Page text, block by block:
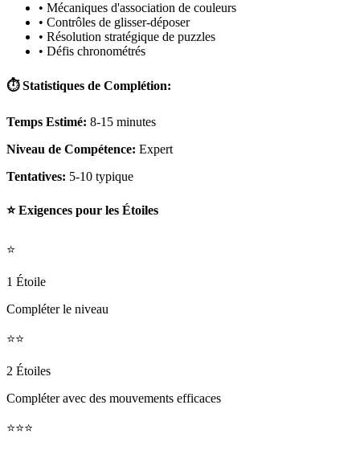
• Mécaniques d'association de couleurs
• Contrôles de glisser-déposer
• Résolution stratégique de puzzles
• Défis chronométrés
⏱️ Statistiques de Complétion:
Temps Estimé: 8-15 minutes
Niveau de Compétence: Expert
Tentatives: 5-10 typique
⭐ Exigences pour les Étoiles
⭐
1 Étoile
Compléter le niveau
⭐⭐
2 Étoiles
Compléter avec des mouvements efficaces
⭐⭐⭐